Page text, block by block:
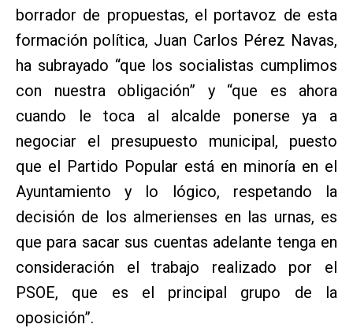
borrador de propuestas, el portavoz de esta
formación política, Juan Carlos Pérez Navas,
ha subrayado “que los socialistas cumplimos
con nuestra obligación” y “que es ahora
cuando le toca al alcalde ponerse ya a
negociar el presupuesto municipal, puesto
que el Partido Popular está en minoría en el
Ayuntamiento y lo lógico, respetando la
decisión de los almerienses en las urnas, es
que para sacar sus cuentas adelante tenga en
consideración el trabajo realizado por el
PSOE, que es el principal grupo de la
oposición”.